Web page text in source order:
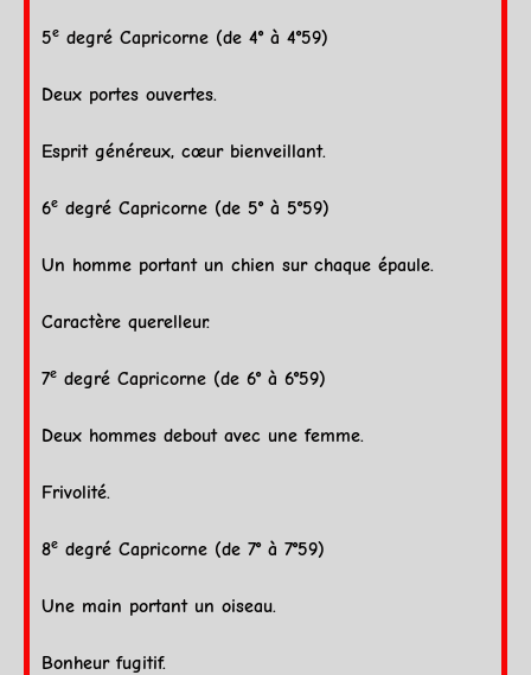
5e degré Capricorne (de 4° à 4°59)
Deux portes ouvertes.
Esprit généreux, cœur bienveillant.
6e degré Capricorne (de 5° à 5°59)
Un homme portant un chien sur chaque épaule.
Caractère querelleur.
7e degré Capricorne (de 6° à 6°59)
Deux hommes debout avec une femme.
Frivolité.
8e degré Capricorne (de 7° à 7°59)
Une main portant un oiseau.
Bonheur fugitif.